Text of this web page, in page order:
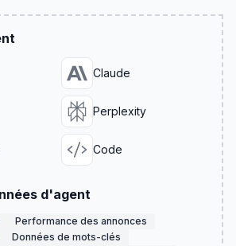
Claude
Perplexity
Code
d'agent
Performance des annonces
Données de mots-clés